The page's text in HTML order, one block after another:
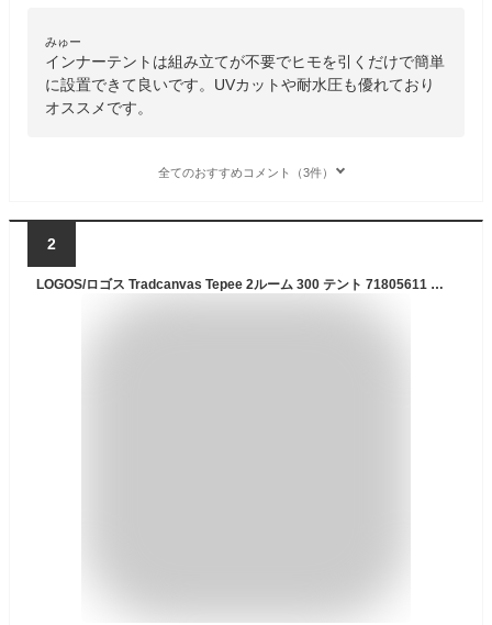
みゅー
インナーテントは組み立てが不要でヒモを引くだけで簡単
に設置できて良いです。UVカットや耐水圧も優れており
オススメです。
全てのおすすめコメント（3件）
2
LOGOS/ロゴス Tradcanvas Tepee 2ルーム 300 テント 71805611 インナーテント ワンポールテント ソロキャンプ 1～2人用 キャンプ バイク好き ギフト お買い物マラソン 開催